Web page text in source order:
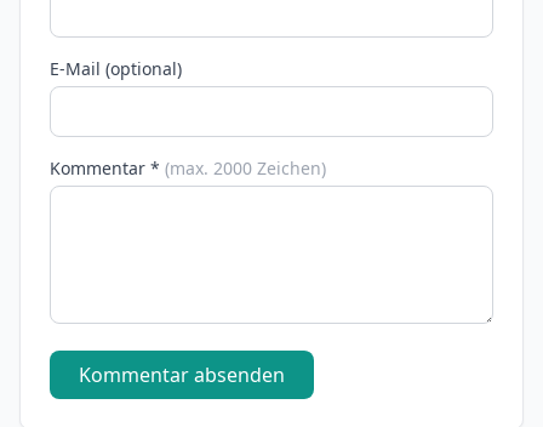
E-Mail (optional)
Kommentar * (max. 2000 Zeichen)
Kommentar absenden